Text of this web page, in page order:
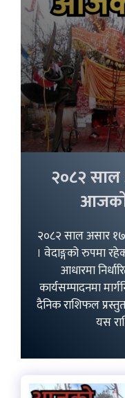
२०८२
२०८२ साल असार
। वेदाङ्गको रुपमा
आधारमा
कार्यसम्पादनमा
दैनिक राशिफल
यस